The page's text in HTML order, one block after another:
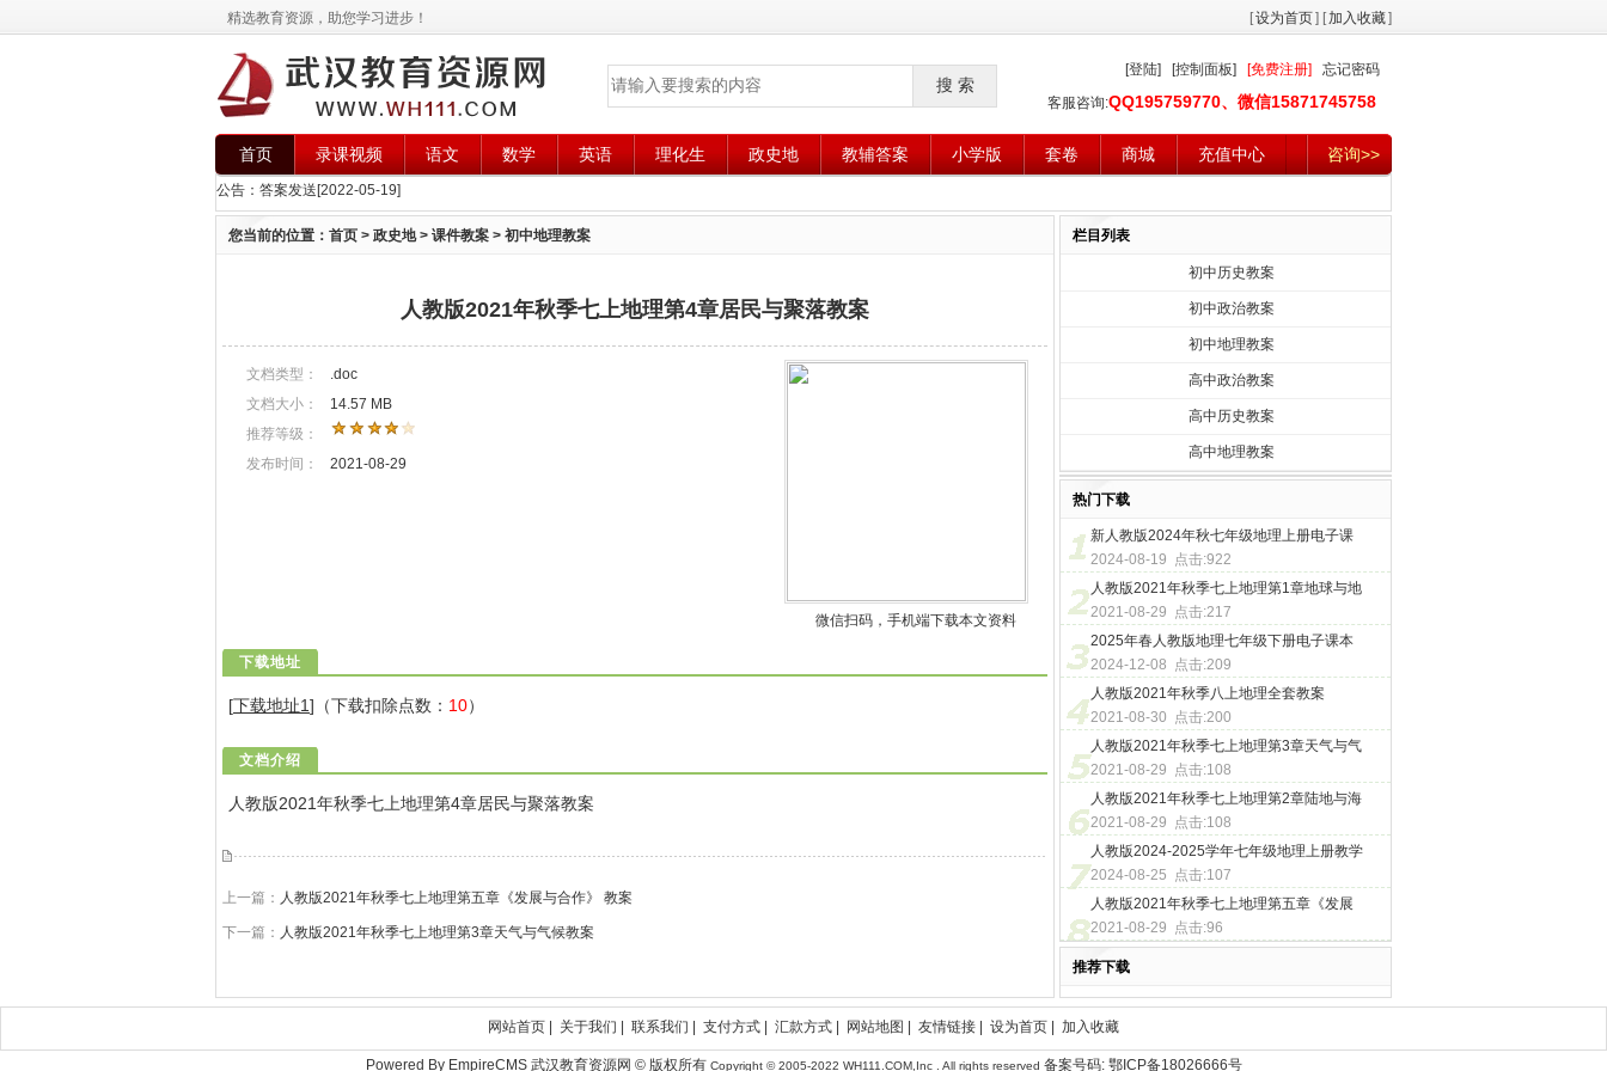
精选教育资源，助您学习进步！ [设为首页] [加入收藏]
搜 索
[登陆] [控制面板] [免费注册]
忘记密码
客服咨询:QQ195759770、微信15871745758
首页 录课视频 语文 数学 英语 理化生 政史地 教辅答案 小学版 套卷 商城 充值中心 咨询>>
公告： 答案发送 [2022-05-19]
您当前的位置： 首页 > 政史地> 课件教案 > 初中地理教案
人教版2021年秋季七上地理第4章居民与聚落教案
文档类型：
.doc
文档大小：
14.57 MB
推荐等级：
发布时间：
2021-08-29
微信扫码，手机端下载本文资料
下载地址
[下载地址1]（下载扣除点数： 10）
文档介绍
人教版2021年秋季七上地理第4章居民与聚落教案
上一篇： 人教版2021年秋季七上地理第五章《发展与合作》 教案
下一篇： 人教版2021年秋季七上地理第3章天气与气候教案
栏目列表
初中历史教案
初中政治教案
初中地理教案
高中政治教案
高中历史教案
高中地理教案
热门下载
新人教版2024年秋七年级地理上册电子课
2024-08-19 点击:922
人教版2021年秋季七上地理第1章地球与地
2021-08-29 点击:217
2025年春人教版地理七年级下册电子课本
2024-12-08 点击:209
人教版2021年秋季八上地理全套教案
2021-08-30 点击:200
人教版2021年秋季七上地理第3章天气与气
2021-08-29 点击:108
人教版2021年秋季七上地理第2章陆地与海
2021-08-29 点击:108
人教版2024-2025学年七年级地理上册教学
2024-08-25 点击:107
人教版2021年秋季七上地理第五章《发展
2021-08-29 点击:96
推荐下载
网站首页 关于我们 联系我们 支付方式 汇款方式 网站地图 友情链接 设为首页 加入收藏
Powered By EmpireCMS 武汉教育资源网 © 版权所有 Copyright © 2005-2022 WH111.COM,Inc . All rights reserved 备案号码: 鄂ICP备18026666号